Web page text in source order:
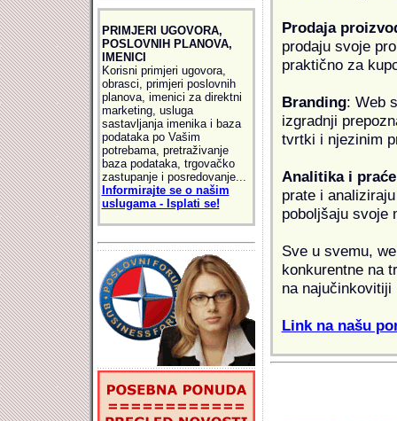
PRIMJERI UGOVORA,
POSLOVNIH PLANOVA,
IMENICI
Korisni primjeri ugovora,
obrasci, primjeri poslovnih
planova, imenici za direktni
marketing, usluga
sastavljanja imenika i baza
podataka po Vašim
potrebama, pretraživanje
baza podataka, trgovačko
zastupanje i posredovanje...
Informirajte se o našim
uslugama - Isplati se!
Prodaja
prodaju svoje
praktično za
Branding: Web
izgradnji
tvrtki i njezinim
Analitika i
prate i
poboljšaju svoje
Sve u svemu,
konkurentne na
na najučinkovitiji
Link na našu